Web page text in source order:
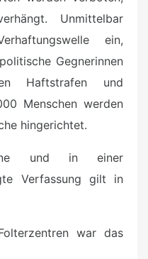
Unmittelbar
ein,
Gegnerinnen
Haftstrafen und
Menschen werden
hingerichtet.
und in einer
Verfassung gilt in
war das